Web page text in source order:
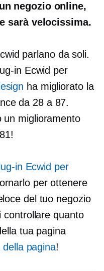
negozio online,
sarà velocissima.
parlano da soli.
in Ecwid per
ha migliorato la
da 28 a 87.
miglioramento
in Ecwid per
per ottenere
del tuo negozio
controllare quanto
tua pagina
pagina!